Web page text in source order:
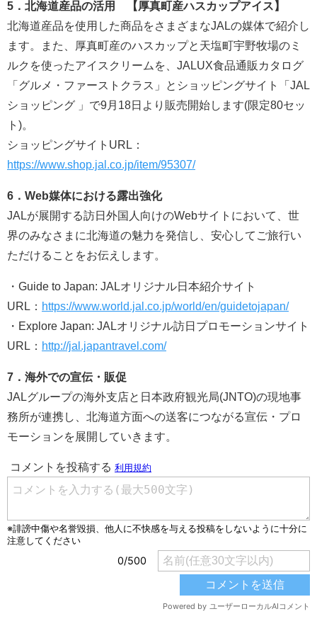
5．北海道産品の活用 【厚真町産ハスカップアイス】
北海道産品を使用した商品をさまざまなJALの媒体で紹介し
ます。また、厚真町産のハスカップと天塩町宇野牧場のミ
ルクを使ったアイスクリームを、JALUX食品通販カタログ
「グルメ・ファーストクラス」とショッピングサイト「JAL
ショッピング 」で9月18日より販売開始します(限定80セッ
ト)。
ショッピングサイトURL：
https://www.shop.jal.co.jp/item/95307/
6．Web媒体における露出強化
JALが展開する訪日外国人向けのWebサイトにおいて、世
界のみなさまに北海道の魅力を発信し、安心してご旅行い
ただけることをお伝えします。
・Guide to Japan: JALオリジナル日本紹介サイト
URL： https://www.world.jal.co.jp/world/en/guidetojapan/
・Explore Japan: JALオリジナル訪日プロモーションサイト
URL： http://jal.japantravel.com/
7．海外での宣伝・販促
JALグループの海外支店と日本政府観光局(JNTO)の現地事
務所が連携し、北海道方面への送客につながる宣伝・プロ
モーションを展開していきます。